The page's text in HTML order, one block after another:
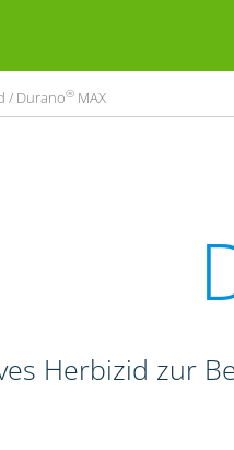
/ Durano® MAX
Herbizid zur